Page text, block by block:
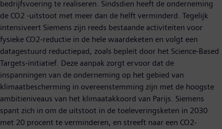
bedrijfsvoering te realiseren. Sindsdien heeft de onderneming
de CO2 -uitstoot met meer dan de helft verminderd. Tegelijk
intensiveert Siemens zijn reeds bestaande activiteiten voor
fysieke CO2-reductie in de hele waardeketen en volgt een
datagestuurd reductiepad, zoals bepleit door het Science-Based
Targets-initiatief. Deze aanpak zorgt ervoor dat de
inspanningen van de onderneming op het gebied van
klimaatbescherming in overeenstemming zijn met de hoogste
ambitieniveaus van het klimaatakkoord van Parijs. Siemens
spant zich in om de uitstoot in de toeleveringsketen in 2030
met 20 procent te verminderen, en streeft naar een CO2-